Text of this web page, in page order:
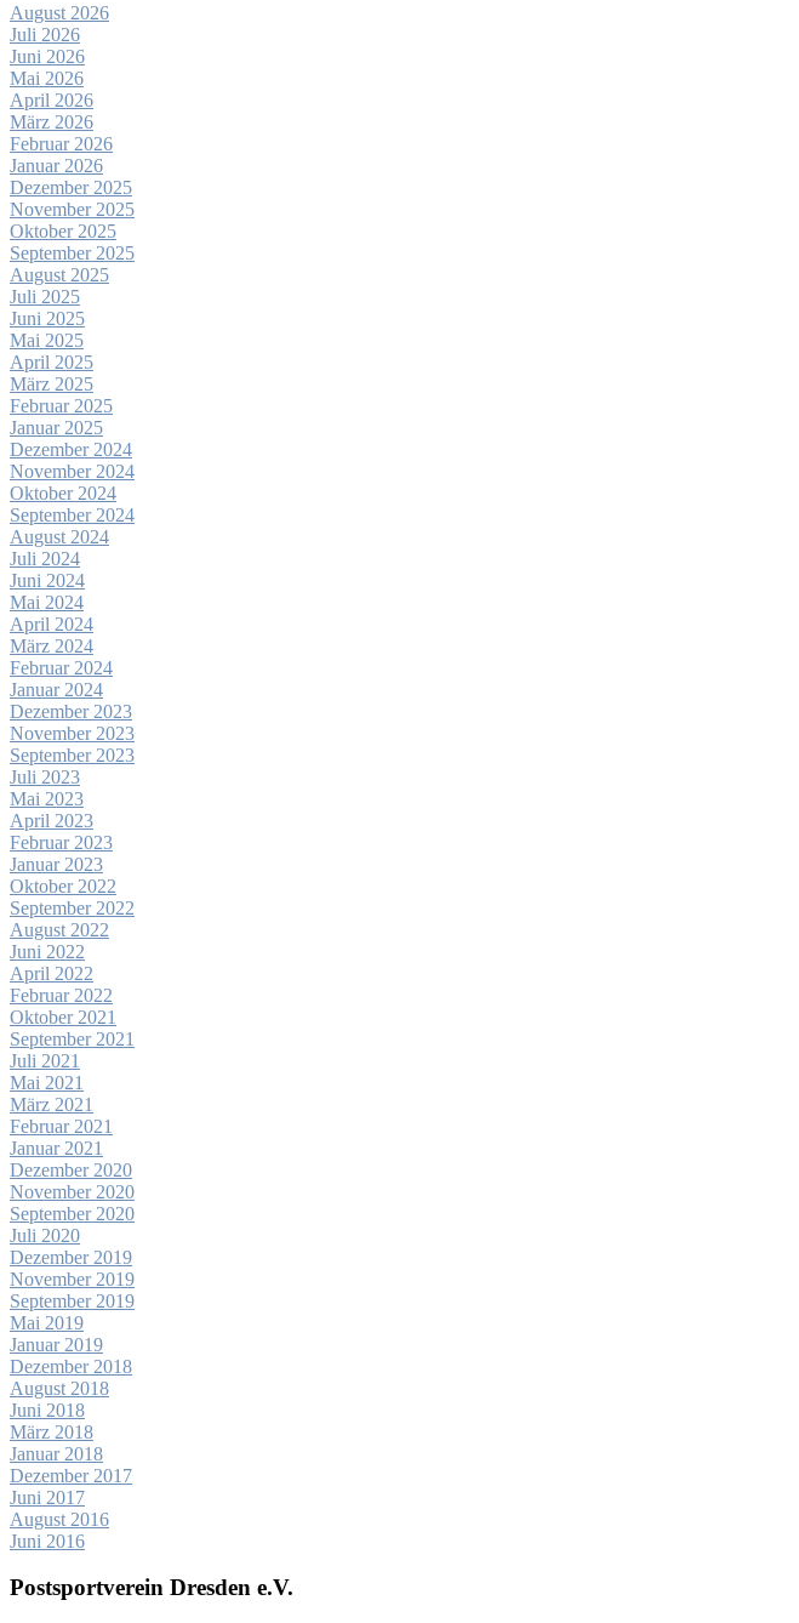
August 2026
Juli 2026
Juni 2026
Mai 2026
April 2026
März 2026
Februar 2026
Januar 2026
Dezember 2025
November 2025
Oktober 2025
September 2025
August 2025
Juli 2025
Juni 2025
Mai 2025
April 2025
März 2025
Februar 2025
Januar 2025
Dezember 2024
November 2024
Oktober 2024
September 2024
August 2024
Juli 2024
Juni 2024
Mai 2024
April 2024
März 2024
Februar 2024
Januar 2024
Dezember 2023
November 2023
September 2023
Juli 2023
Mai 2023
April 2023
Februar 2023
Januar 2023
Oktober 2022
September 2022
August 2022
Juni 2022
April 2022
Februar 2022
Oktober 2021
September 2021
Juli 2021
Mai 2021
März 2021
Februar 2021
Januar 2021
Dezember 2020
November 2020
September 2020
Juli 2020
Dezember 2019
November 2019
September 2019
Mai 2019
Januar 2019
Dezember 2018
August 2018
Juni 2018
März 2018
Januar 2018
Dezember 2017
Juni 2017
August 2016
Juni 2016
Postsportverein Dresden e.V.